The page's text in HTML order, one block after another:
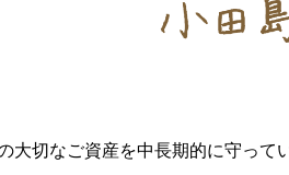
大切なご資産を中長期的に守っ